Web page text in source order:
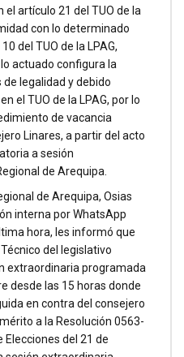
artículo 21 del TUO de la
con lo determinado
del TUO de la LPAG,
actuado configura la
legalidad y debido
el TUO de la LPAG, por lo
de vacancia
Linares, a partir del acto
a sesión
de Arequipa.
de Arequipa, Osias
interna por WhatsApp
hora, les informó que
del legislativo
extraordinaria programada
desde las 15 horas donde
en contra del consejero
a la Resolución 0563-
Elecciones del 21 de